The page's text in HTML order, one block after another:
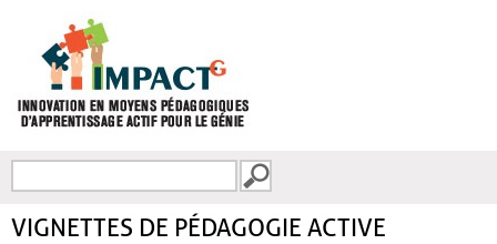
FORMULAIRE DE
VIGNETTES DE PÉDAGOGIE ACTIVE